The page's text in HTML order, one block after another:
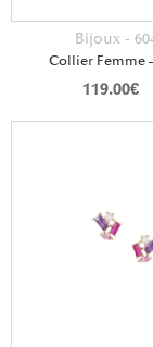
Bijoux -
Collier Femme
119.00€